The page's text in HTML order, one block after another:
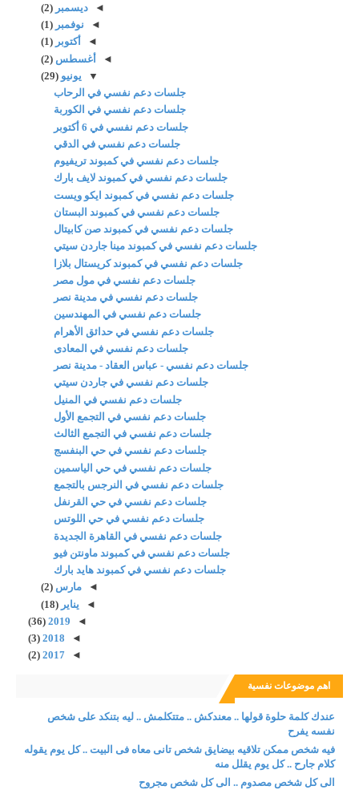
◄ديسمبر(2)
◄ نوفمبر(1)
◄
أكتوبر(1)
◄أغسطس(2)
▼ يونيو(29)
جلسات دعم نفسي في الرحاب
جلسات دعم نفسي في الكوربة
جلسات دعم نفسي في 6 أكتوبر
جلسات دعم نفسي في الدقي
جلسات دعم نفسي في كمبوند تريفيوم
جلسات دعم نفسي في كمبوند لايف بارك
جلسات دعم نفسي في كمبوند ايكو ويست
جلسات دعم نفسي في كمبوند البستان
جلسات دعم نفسي في كمبوند صن كابيتال
جلسات دعم نفسي في كمبوند مينا جاردن سيتي
جلسات دعم نفسي في كمبوند كريستال بلازا
جلسات دعم نفسي في مول مصر
جلسات دعم نفسي في مدينة نصر
جلسات دعم نفسي في المهندسين
جلسات دعم نفسي في حدائق الأهرام
جلسات دعم نفسي في المعادى
جلسات دعم نفسي - عباس العقاد - مدينة نصر
جلسات دعم نفسي في جاردن سيتي
جلسات دعم نفسي في المنيل
جلسات دعم نفسي في التجمع الأول
جلسات دعم نفسي في التجمع الثالث
جلسات دعم نفسي في حي البنفسج
جلسات دعم نفسي في حي الياسمين
جلسات دعم نفسي في النرجس بالتجمع
جلسات دعم نفسي في حي القرنفل
جلسات دعم نفسي في حي اللوتس
جلسات دعم نفسي في القاهرة الجديدة
جلسات دعم نفسي في كمبوند ماونتن فيو
جلسات دعم نفسي في كمبوند هايد بارك
◄مارس(2)
◄ يناير(18)
◄
2019
(36)
◄
2018
(3)
◄
2017
(2)
اهم موضوعات نفسية
عندك كلمة حلوة قولها .. معندكش .. متتكلمش .. ليه بتنكد على شخص
نفسه يفرح
فيه شخص ممكن تلاقيه بيضايق شخص تانى معاه فى البيت .. كل يوم يقوله
كلام جارح .. كل يوم يقلل منه
الى كل شخص مصدوم .. الى كل شخص مجروح